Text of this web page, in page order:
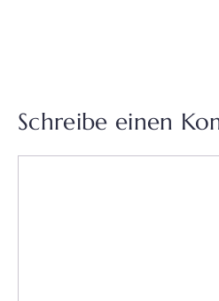
Schreibe einen